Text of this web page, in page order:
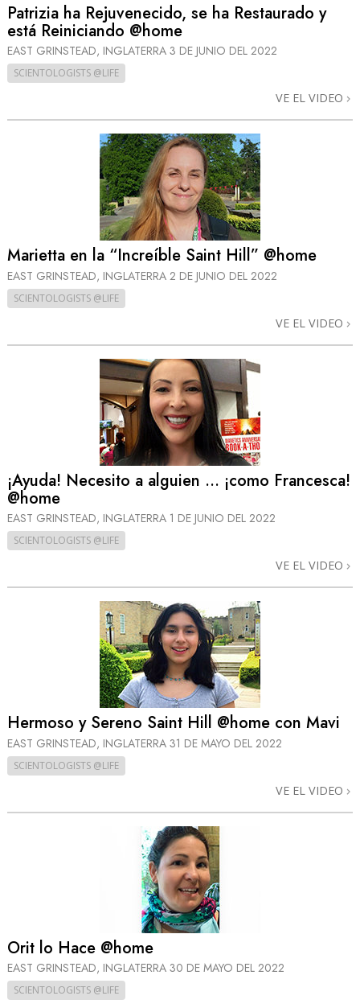
Patrizia ha Rejuvenecido, se ha Restaurado y
está Reiniciando @home
EAST GRINSTEAD, INGLATERRA 3 DE JUNIO DEL 2022
SCIENTOLOGISTS @LIFE
VE EL VIDEO
Marietta en la “Increíble Saint Hill” @home
EAST GRINSTEAD, INGLATERRA 2 DE JUNIO DEL 2022
SCIENTOLOGISTS @LIFE
VE EL VIDEO
¡Ayuda! Necesito a alguien … ¡como Francesca!
@home
EAST GRINSTEAD, INGLATERRA 1 DE JUNIO DEL 2022
SCIENTOLOGISTS @LIFE
VE EL VIDEO
Hermoso y Sereno Saint Hill @home con Mavi
EAST GRINSTEAD, INGLATERRA 31 DE MAYO DEL 2022
SCIENTOLOGISTS @LIFE
VE EL VIDEO
Orit lo Hace @home
EAST GRINSTEAD, INGLATERRA 30 DE MAYO DEL 2022
SCIENTOLOGISTS @LIFE